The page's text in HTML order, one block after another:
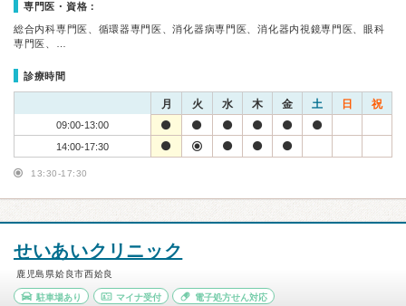
専門医・資格：
総合内科専門医、循環器専門医、消化器病専門医、消化器内視鏡専門医、眼科
専門医、…
診療時間
月 火 水 木 金 土 日 祝
09:00-13:00
14:00-17:30
13:30-17:30
せいあいクリニック
鹿児島県姶良市西姶良
駐車場あり マイナ受付 電子処方せん対応